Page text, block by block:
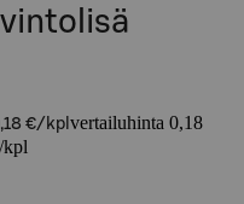
€/kpl vertailuhinta 0,18
kpl